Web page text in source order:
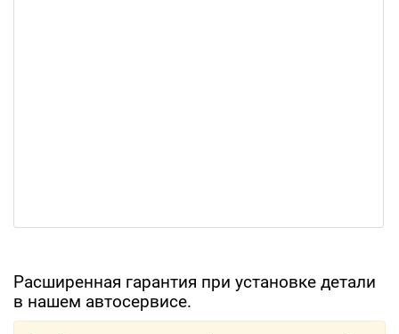
Расширенная гарантия при установке детали
в нашем автосервисе.